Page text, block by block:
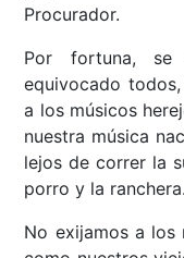
Procurador.
Por fortuna, se
equivocado
a los músicos
nuestra música
lejos de correr la
porro y la ranchera.
No exijamos a los